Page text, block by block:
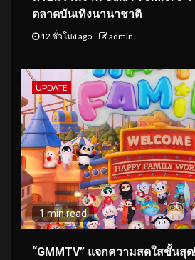
ตลาดบันเทิงนานาชาติ
12 ชั่วโมง ago admin
UPDATE
1 min read
“GMMTV” แจกความสดใสขั้นสุ